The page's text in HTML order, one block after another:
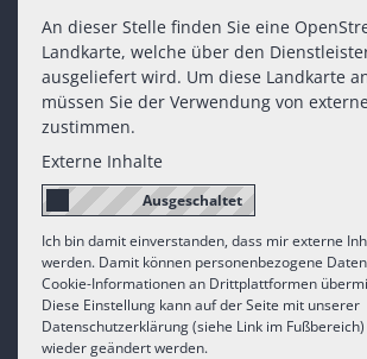
An dieser Stelle finden Sie eine
Landkarte, welche über den
ausgeliefert wird. Um diese Landkarte
müssen Sie der Verwendung von
zustimmen.
Externe Inhalte
Ich bin damit einverstanden, dass mir externe
werden. Damit können personenbezogene
Cookie-Informationen an Drittplattformen
Diese Einstellung kann auf der Seite mit unserer
Datenschutzerklärung (siehe Link im
wieder geändert werden.